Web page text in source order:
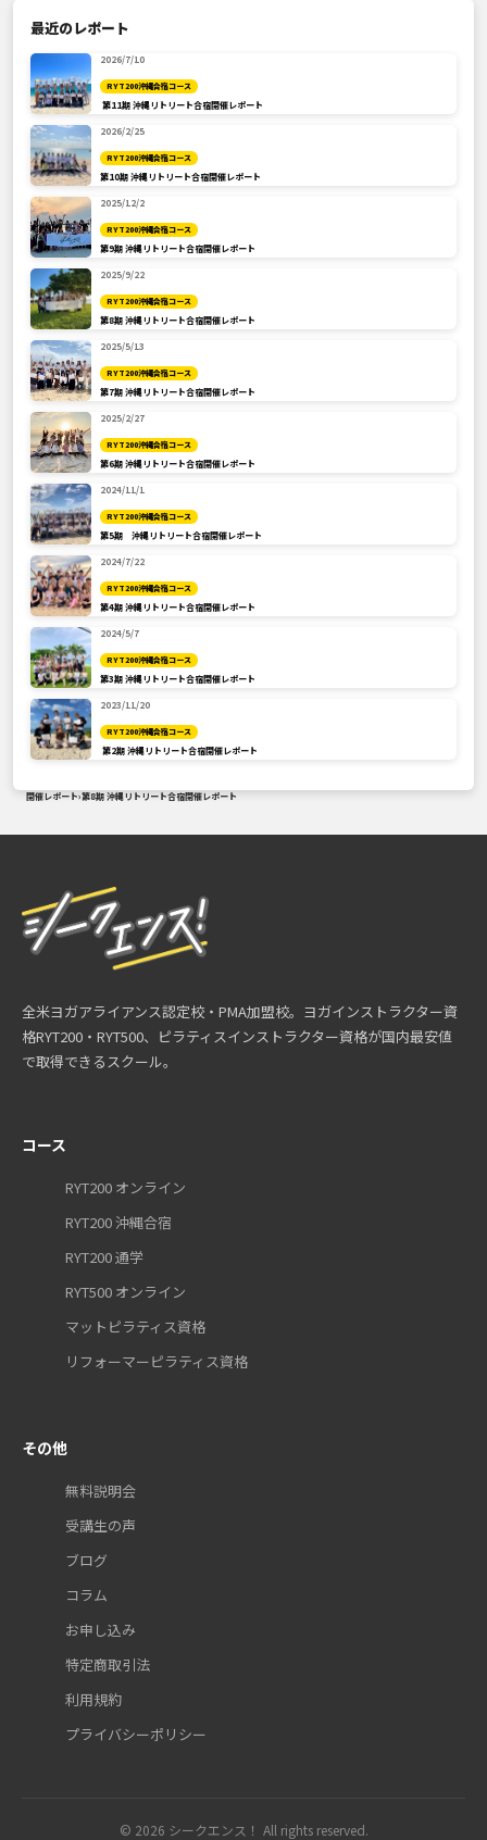
最近のレポート
2026/7/10
RYT200沖縄合宿コース
第11期 沖縄リトリート合宿開催レポート
2026/2/25
RYT200沖縄合宿コース
第10期 沖縄リトリート合宿開催レポート
2025/12/2
RYT200沖縄合宿コース
第9期 沖縄リトリート合宿開催レポート
2025/9/22
RYT200沖縄合宿コース
第8期 沖縄リトリート合宿開催レポート
2025/5/13
RYT200沖縄合宿コース
第7期 沖縄リトリート合宿開催レポート
2025/2/27
RYT200沖縄合宿コース
第6期 沖縄リトリート合宿開催レポート
2024/11/1
RYT200沖縄合宿コース
第5期 沖縄リトリート合宿開催レポート
2024/7/22
RYT200沖縄合宿コース
第4期 沖縄リトリート合宿開催レポート
2024/5/7
RYT200沖縄合宿コース
第3期 沖縄リトリート合宿開催レポート
2023/11/20
RYT200沖縄合宿コース
第2期 沖縄リトリート合宿開催レポート
開催レポート›第8期 沖縄リトリート合宿開催レポート
全米ヨガアライアンス認定校・PMA加盟校。ヨガインストラクター資
格RYT200・RYT500、ピラティスインストラクター資格が国内最安値
で取得できるスクール。
コース
RYT200 オンライン
RYT200 沖縄合宿
RYT200 通学
RYT500 オンライン
マットピラティス資格
リフォーマーピラティス資格
その他
無料説明会
受講生の声
ブログ
コラム
お申し込み
特定商取引法
利用規約
プライバシーポリシー
© 2026 シークエンス！ All rights reserved.